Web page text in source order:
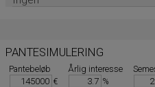
PANTESIMULERING
Pantebeløb
€
Årlig interesse
%